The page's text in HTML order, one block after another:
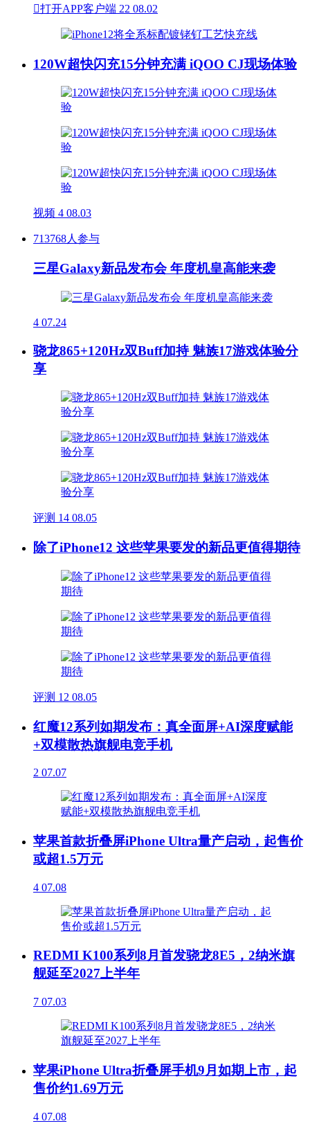
打开APP客户端 22 08.02
120W超快闪充15分钟充满 iQOO CJ现场体验
视频 4 08.03
713768人参与
三星Galaxy新品发布会 年度机皇高能来袭
4 07.24
骁龙865+120Hz双Buff加持 魅族17游戏体验分
享
评测 14 08.05
除了iPhone12 这些苹果要发的新品更值得期待
评测 12 08.05
红魔12系列如期发布：真全面屏+AI深度赋能
+双模散热旗舰电竞手机
2 07.07
苹果首款折叠屏iPhone Ultra量产启动，起售价
或超1.5万元
4 07.08
REDMI K100系列8月首发骁龙8E5，2纳米旗
舰延至2027上半年
7 07.03
苹果iPhone Ultra折叠屏手机9月如期上市，起
售价约1.69万元
4 07.08